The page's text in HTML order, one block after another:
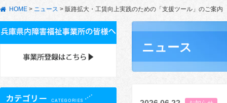
HOME > ニュース > 販路拡大・工賃向上実践のための「支援ツール」のご案内
ニュース